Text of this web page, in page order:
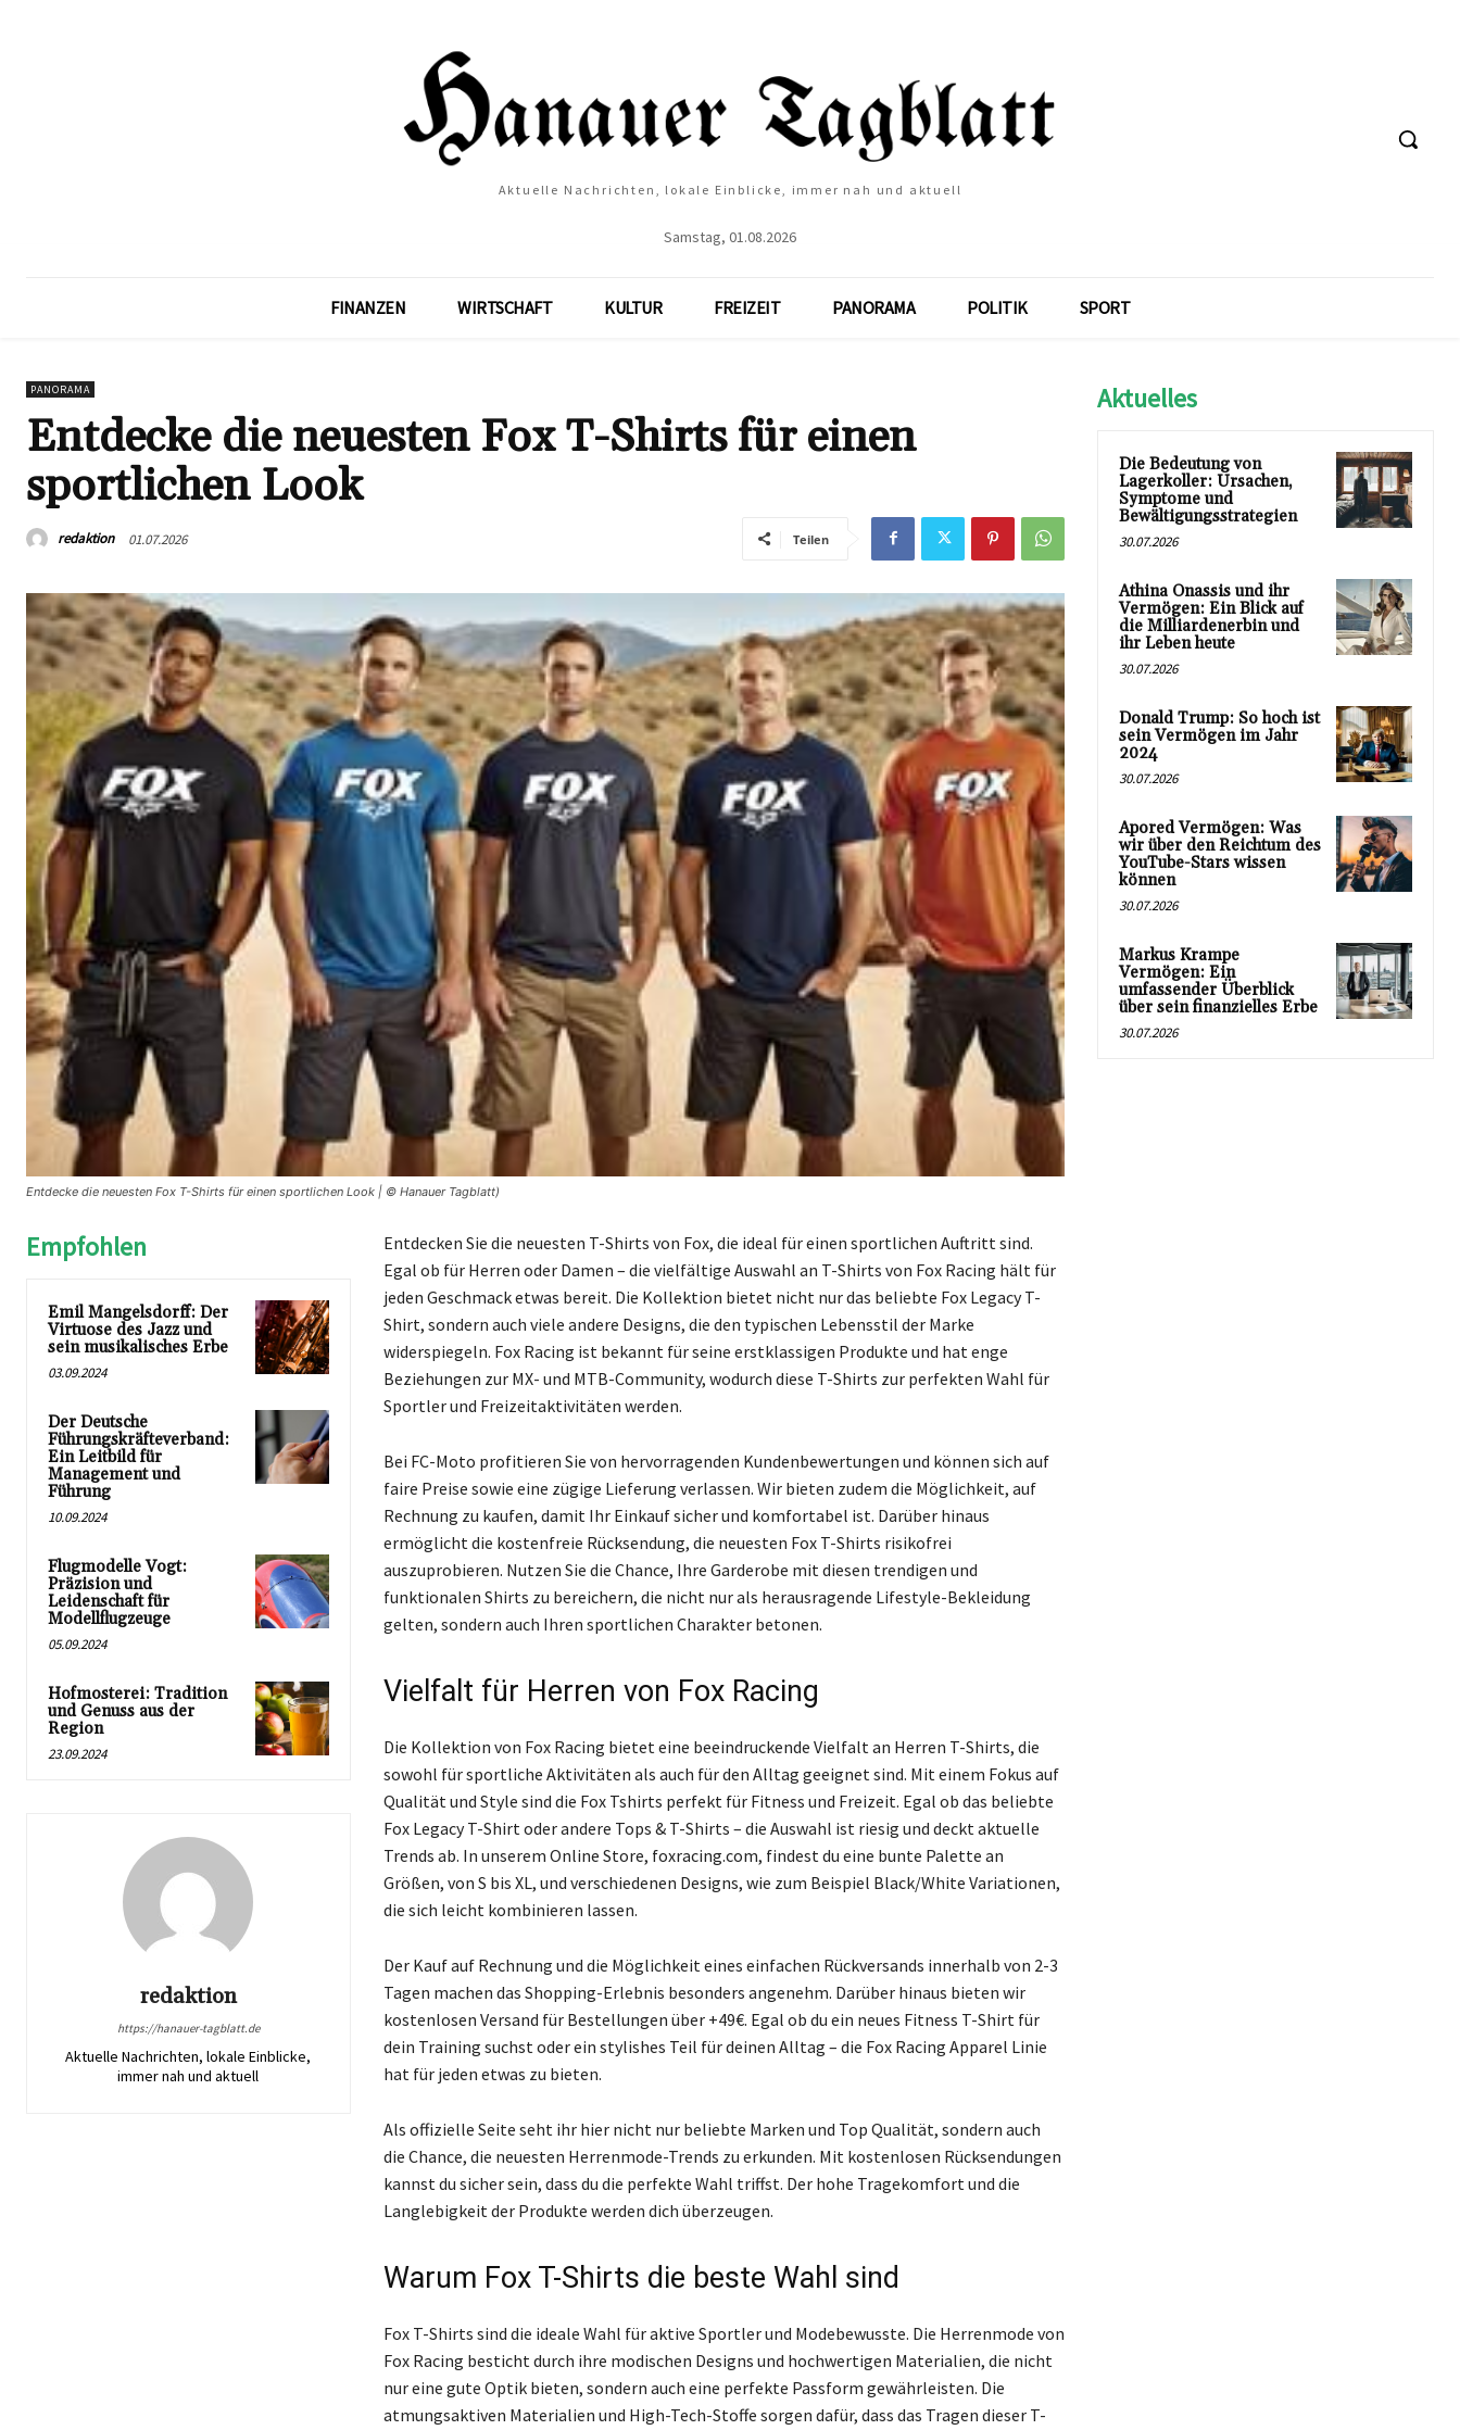
Aktuelle Nachrichten, lokale Einblicke, immer nah und aktuell
Samstag, 01.08.2026
FINANZEN WIRTSCHAFT KULTUR FREIZEIT PANORAMA POLITIK SPORT
PANORAMA
Entdecke die neuesten Fox T-Shirts für einen
sportlichen Look
redaktion 01.07.2026 Teilen
Entdecke die neuesten Fox T-Shirts für einen sportlichen Look | © Hanauer Tagblatt)
Empfohlen
Emil Mangelsdorff: Der
Virtuose des Jazz und
sein musikalisches Erbe
03.09.2024
Der Deutsche
Führungskräfteverband:
Ein Leitbild für
Management und
Führung
10.09.2024
Flugmodelle Vogt:
Präzision und
Leidenschaft für
Modellflugzeuge
05.09.2024
Hofmosterei: Tradition
und Genuss aus der
Region
23.09.2024
redaktion
https://hanauer-tagblatt.de
Aktuelle Nachrichten, lokale Einblicke,
immer nah und aktuell
Entdecken Sie die neuesten T-Shirts von Fox, die ideal für einen sportlichen Auftritt sind.
Egal ob für Herren oder Damen – die vielfältige Auswahl an T-Shirts von Fox Racing hält für
jeden Geschmack etwas bereit. Die Kollektion bietet nicht nur das beliebte Fox Legacy T-
Shirt, sondern auch viele andere Designs, die den typischen Lebensstil der Marke
widerspiegeln. Fox Racing ist bekannt für seine erstklassigen Produkte und hat enge
Beziehungen zur MX- und MTB-Community, wodurch diese T-Shirts zur perfekten Wahl für
Sportler und Freizeitaktivitäten werden.
Bei FC-Moto profitieren Sie von hervorragenden Kundenbewertungen und können sich auf
faire Preise sowie eine zügige Lieferung verlassen. Wir bieten zudem die Möglichkeit, auf
Rechnung zu kaufen, damit Ihr Einkauf sicher und komfortabel ist. Darüber hinaus
ermöglicht die kostenfreie Rücksendung, die neuesten Fox T-Shirts risikofrei
auszuprobieren. Nutzen Sie die Chance, Ihre Garderobe mit diesen trendigen und
funktionalen Shirts zu bereichern, die nicht nur als herausragende Lifestyle-Bekleidung
gelten, sondern auch Ihren sportlichen Charakter betonen.
Vielfalt für Herren von Fox Racing
Die Kollektion von Fox Racing bietet eine beeindruckende Vielfalt an Herren T-Shirts, die
sowohl für sportliche Aktivitäten als auch für den Alltag geeignet sind. Mit einem Fokus auf
Qualität und Style sind die Fox Tshirts perfekt für Fitness und Freizeit. Egal ob das beliebte
Fox Legacy T-Shirt oder andere Tops & T-Shirts – die Auswahl ist riesig und deckt aktuelle
Trends ab. In unserem Online Store, foxracing.com, findest du eine bunte Palette an
Größen, von S bis XL, und verschiedenen Designs, wie zum Beispiel Black/White Variationen,
die sich leicht kombinieren lassen.
Der Kauf auf Rechnung und die Möglichkeit eines einfachen Rückversands innerhalb von 2-3
Tagen machen das Shopping-Erlebnis besonders angenehm. Darüber hinaus bieten wir
kostenlosen Versand für Bestellungen über +49€. Egal ob du ein neues Fitness T-Shirt für
dein Training suchst oder ein stylishes Teil für deinen Alltag – die Fox Racing Apparel Linie
hat für jeden etwas zu bieten.
Als offizielle Seite seht ihr hier nicht nur beliebte Marken und Top Qualität, sondern auch
die Chance, die neuesten Herrenmode-Trends zu erkunden. Mit kostenlosen Rücksendungen
kannst du sicher sein, dass du die perfekte Wahl triffst. Der hohe Tragekomfort und die
Langlebigkeit der Produkte werden dich überzeugen.
Warum Fox T-Shirts die beste Wahl sind
Fox T-Shirts sind die ideale Wahl für aktive Sportler und Modebewusste. Die Herrenmode von
Fox Racing besticht durch ihre modischen Designs und hochwertigen Materialien, die nicht
nur eine gute Optik bieten, sondern auch eine perfekte Passform gewährleisten. Die
atmungsaktiven Materialien und High-Tech-Stoffe sorgen dafür, dass das Tragen dieser T-
Aktuelles
Die Bedeutung von
Lagerkoller: Ursachen,
Symptome und
Bewältigungsstrategien
30.07.2026
Athina Onassis und ihr
Vermögen: Ein Blick auf
die Milliardenerbin und
ihr Leben heute
30.07.2026
Donald Trump: So hoch ist
sein Vermögen im Jahr
2024
30.07.2026
Apored Vermögen: Was
wir über den Reichtum des
YouTube-Stars wissen
können
30.07.2026
Markus Krampe
Vermögen: Ein
umfassender Überblick
über sein finanzielles Erbe
30.07.2026